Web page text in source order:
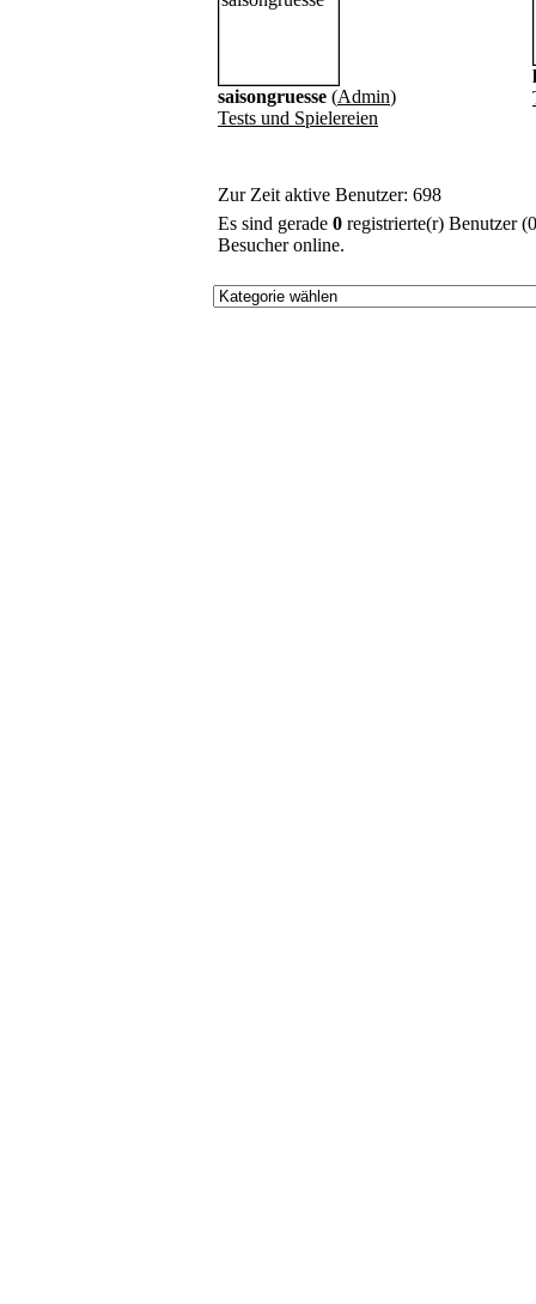
saisongruesse (Admin)
Tests und Spielereien
Zur Zeit aktive Benutzer: 698
Es sind gerade 0 registrierte(r) Benutzer
Besucher online.